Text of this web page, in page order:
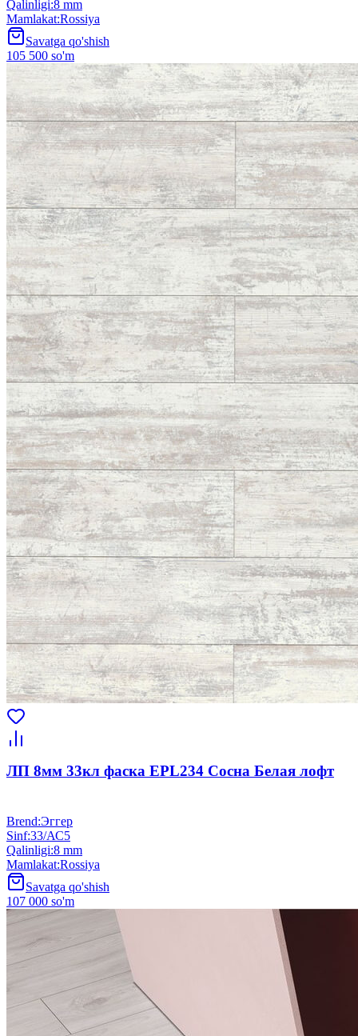
Qalinligi:8 mm
Mamlakat:Rossiya
Savatga qo'shish
105 500 so'm
ЛП 8мм 33кл фаска EPL234 Сосна Белая лофт
Brend:Эггер
Sinf:33/АС5
Qalinligi:8 mm
Mamlakat:Rossiya
Savatga qo'shish
107 000 so'm